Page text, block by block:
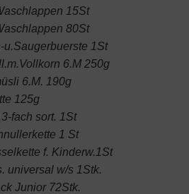
15St
80St
1St
6.M 250g
6.M. 190g
125g
fach sort. 1St
1 St
f. Kinderw.1St
universal w/s 1Stk.
Junior 72Stk.